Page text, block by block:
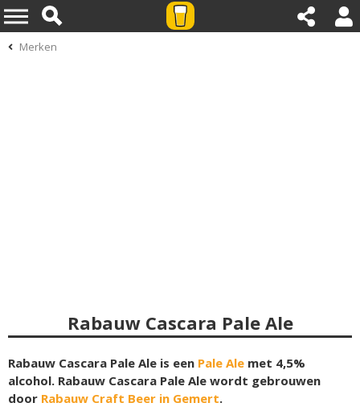
Merken
Rabauw Cascara Pale Ale
Rabauw Cascara Pale Ale is een Pale Ale met 4,5%
alcohol. Rabauw Cascara Pale Ale wordt gebrouwen
door Rabauw Craft Beer in Gemert.